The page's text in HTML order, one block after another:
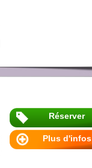
Réserver
Plus d'infos